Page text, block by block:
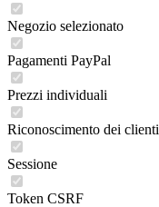
Negozio selezionato
Pagamenti PayPal
Prezzi individuali
Riconoscimento dei clienti
Sessione
Token CSRF